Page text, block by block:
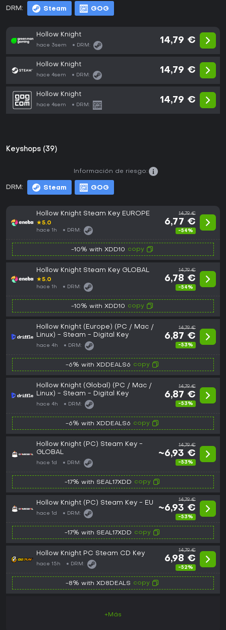
DRM: Steam GOG
Hollow Knight
hace 3sem DRM:
14,79 €
Hollow Knight
hace 4sem DRM:
14,79 €
Hollow Knight
hace 4sem DRM:
14,79 €
Keyshops (39)
DRM: Steam GOG
Información de riesgo:
Hollow Knight Steam Key EUROPE
★5.0
hace 1h DRM:
14,79 €
6,77 €
-54%
-10% with XDD10 copy
Hollow Knight Steam Key GLOBAL
★5.0
hace 1h DRM:
14,79 €
6,78 €
-54%
-10% with XDD10 copy
Hollow Knight (Europe) (PC / Mac /
Linux) - Steam - Digital Key
hace 4h DRM:
14,79 €
6,87 €
-53%
-6% with XDDEALS6 copy
Hollow Knight (Global) (PC / Mac /
Linux) - Steam - Digital Key
hace 4h DRM:
14,79 €
6,87 €
-53%
-6% with XDDEALS6 copy
Hollow Knight (PC) Steam Key -
GLOBAL
hace 1d DRM:
14,79 €
~6,93 €
-53%
-17% with SEAL17XDD copy
Hollow Knight (PC) Steam Key - EU
hace 1d DRM:
14,79 €
~6,93 €
-53%
-17% with SEAL17XDD copy
Hollow Knight PC Steam CD Key
hace 15h DRM:
14,79 €
6,98 €
-52%
-8% with XD8DEALS copy
+Más